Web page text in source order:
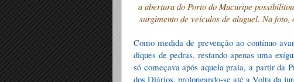
a abertura do Porto do Mucuripe
surgimento de veículos de aluguel. Na
Como medida de prevenção ao contínuo
diques de pedras, restando apenas uma
só começava após aquela praia, a partir da
dos Diários, prolongando-se até a Volta da